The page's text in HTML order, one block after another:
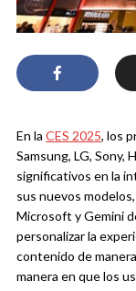
En la CES 2025, los
Samsung, LG, Sony,
significativos en la
sus nuevos
Microsoft y Gemini
personalizar la
contenido de
manera en que los